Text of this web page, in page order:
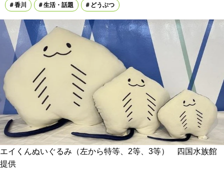
香川
生活・話題 どうぶつ
エイくんぬいぐるみ（左から特等、2等、3等） 四国水族館
提供